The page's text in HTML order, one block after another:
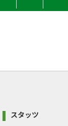
スタッツ